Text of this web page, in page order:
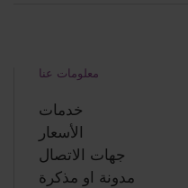
معلومات عنا
خدمات
الأسعار
جهات الاتصال
مدونة او مذكرة